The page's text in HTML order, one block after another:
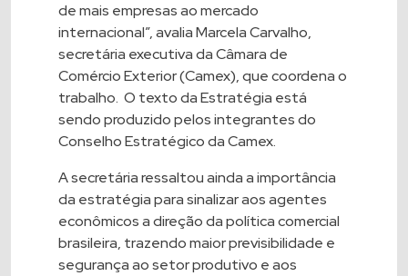
de mais empresas ao mercado
internacional”, avalia Marcela Carvalho,
secretária executiva da Câmara de
Comércio Exterior (Camex), que coordena o
trabalho. O texto da Estratégia está
sendo produzido pelos integrantes do
Conselho Estratégico da Camex.
A secretária ressaltou ainda a importância
da estratégia para sinalizar aos agentes
econômicos a direção da política comercial
brasileira, trazendo maior previsibilidade e
segurança ao setor produtivo e aos